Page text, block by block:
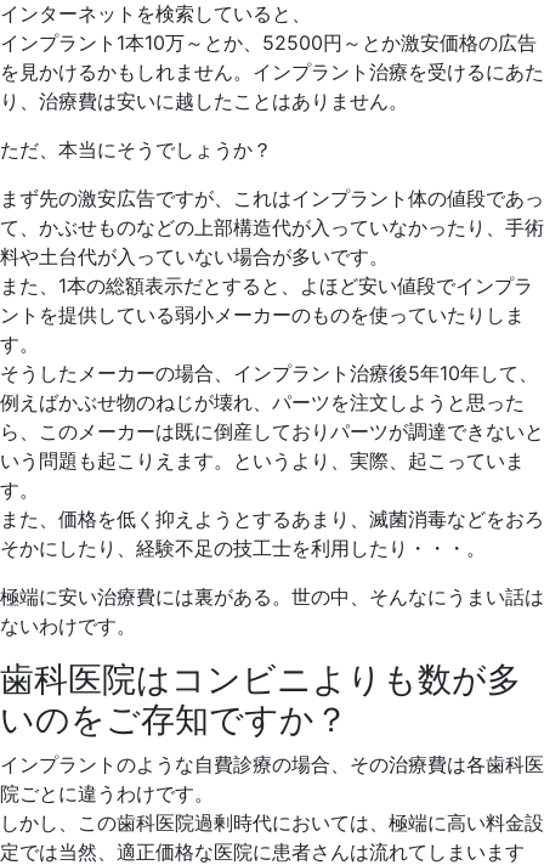
11
日
インターネットを検索していると、
インプラント1本10万～とか、52500円～とか激安価格の広告
を見かけるかもしれません。インプラント治療を受けるにあた
り、治療費は安いに越したことはありません。
ただ、本当にそうでしょうか？
まず先の激安広告ですが、これはインプラント体の値段であっ
て、かぶせものなどの上部構造代が入っていなかったり、手術
料や土台代が入っていない場合が多いです。
また、1本の総額表示だとすると、よほど安い値段でインプラ
ントを提供している弱小メーカーのものを使っていたりしま
す。
そうしたメーカーの場合、インプラント治療後5年10年して、
例えばかぶせ物のねじが壊れ、パーツを注文しようと思った
ら、このメーカーは既に倒産しておりパーツが調達できないと
いう問題も起こりえます。というより、実際、起こっていま
す。
また、価格を低く抑えようとするあまり、滅菌消毒などをおろ
そかにしたり、経験不足の技工士を利用したり・・・。
極端に安い治療費には裏がある。世の中、そんなにうまい話は
ないわけです。
歯科医院はコンビニよりも数が多
いのをご存知ですか？
インプラントのような自費診療の場合、その治療費は各歯科医
院ごとに違うわけです。
しかし、この歯科医院過剰時代においては、極端に高い料金設
定では当然、適正価格な医院に患者さんは流れてしまいます